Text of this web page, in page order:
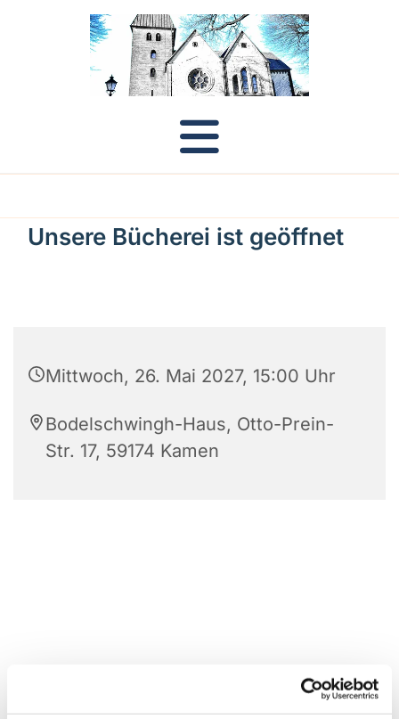
Unsere Bücherei ist geöffnet
Mittwoch, 26. Mai 2027, 15:00 Uhr
Bodelschwingh-Haus, Otto-Prein-
Str. 17, 59174 Kamen